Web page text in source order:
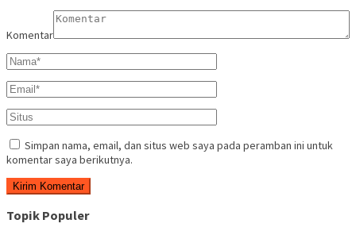
Komentar
Simpan nama, email, dan situs web saya pada peramban ini untuk
komentar saya berikutnya.
Topik Populer